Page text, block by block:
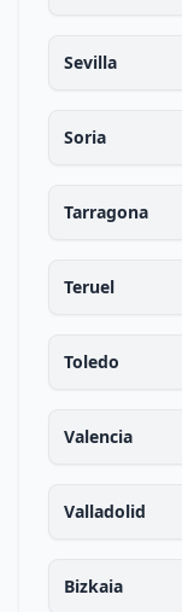
Sevilla
Soria
Tarragona
Teruel
Toledo
Valencia
Valladolid
Bizkaia